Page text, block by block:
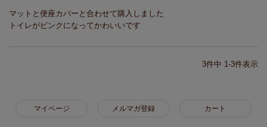
マットと便座カバーと合わせて購入しました
トイレがピンクになってかわいいです
3件中 1-3件表示
マイページ メルマガ登録 カート